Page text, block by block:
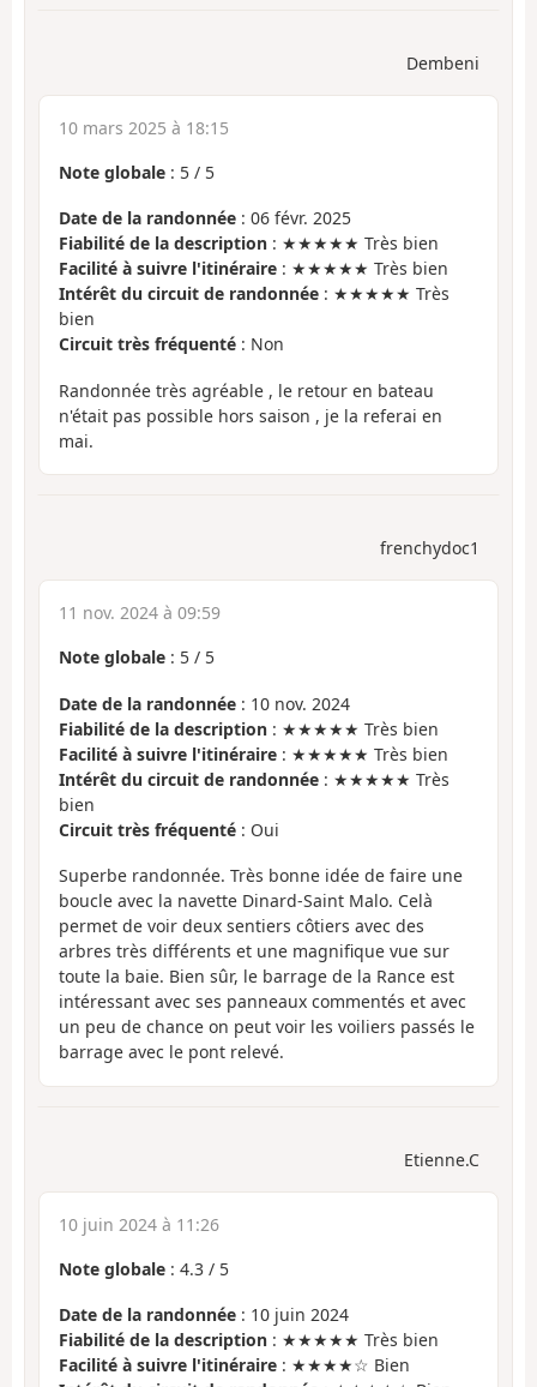
Dembeni
10 mars 2025 à 18:15
Note globale : 5 / 5
Date de la randonnée : 06 févr. 2025
Fiabilité de la description : ★★★★★ Très bien
Facilité à suivre l'itinéraire : ★★★★★ Très bien
Intérêt du circuit de randonnée : ★★★★★ Très
bien
Circuit très fréquenté : Non
Randonnée très agréable , le retour en bateau
n'était pas possible hors saison , je la referai en
mai.
frenchydoc1
11 nov. 2024 à 09:59
Note globale : 5 / 5
Date de la randonnée : 10 nov. 2024
Fiabilité de la description : ★★★★★ Très bien
Facilité à suivre l'itinéraire : ★★★★★ Très bien
Intérêt du circuit de randonnée : ★★★★★ Très
bien
Circuit très fréquenté : Oui
Superbe randonnée. Très bonne idée de faire une
boucle avec la navette Dinard-Saint Malo. Celà
permet de voir deux sentiers côtiers avec des
arbres très différents et une magnifique vue sur
toute la baie. Bien sûr, le barrage de la Rance est
intéressant avec ses panneaux commentés et avec
un peu de chance on peut voir les voiliers passés le
barrage avec le pont relevé.
Etienne.C
10 juin 2024 à 11:26
Note globale : 4.3 / 5
Date de la randonnée : 10 juin 2024
Fiabilité de la description : ★★★★★ Très bien
Facilité à suivre l'itinéraire : ★★★★☆ Bien